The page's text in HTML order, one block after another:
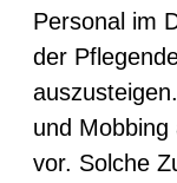
Personal im
der
und
vor. Solche